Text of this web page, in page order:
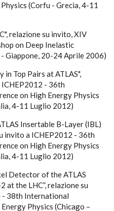
(Corfu - Grecia, 4-11
relazione su invito, XIV
on Deep Inelastic
Giappone, 20-24 Aprile 2006)
in Top Pairs at ATLAS",
- 36th
on High Energy Physics
4-11 Luglio 2012)
Insertable B-Layer (IBL)
invito a ICHEP2012 - 36th
on High Energy Physics
4-11 Luglio 2012)
Detector of the ATLAS
at the LHC”, relazione su
- 38th International
Physics (Chicago –